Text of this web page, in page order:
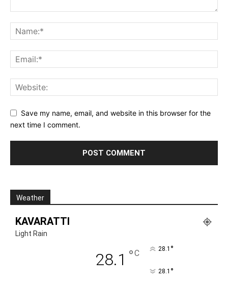
Save my name, email, and website in this browser for the
next time I comment.
Weather
KAVARATTI
Light Rain
28.1 °C 28.1 °
28.1 °